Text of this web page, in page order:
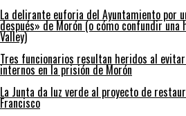
La delirante euforia del Ayuntamiento por
después» de Morón (o cómo confundir una
Valley)
Tres funcionarios resultan heridos al
internos en la prisión de Morón
La Junta da luz verde al proyecto de
Francisco